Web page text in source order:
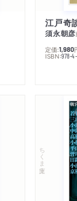
江戸奇
須永朝彦
定価:1,980
ISBN:978-
ちくま文庫